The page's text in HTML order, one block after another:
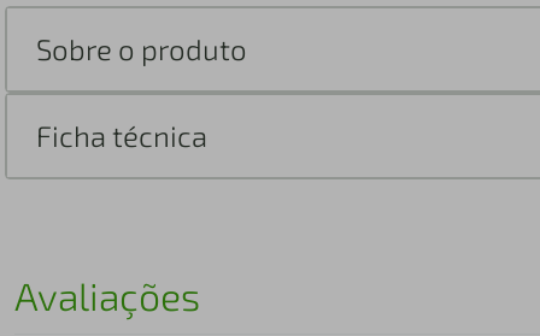
Sobre o produto
Ficha técnica
Avaliações